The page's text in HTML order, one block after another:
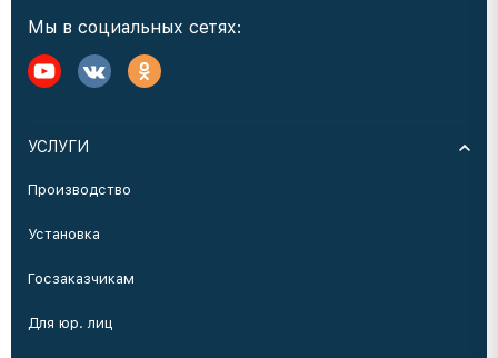
Мы в социальных сетях:
УСЛУГИ
Производство
Установка
Госзаказчикам
Для юр. лиц